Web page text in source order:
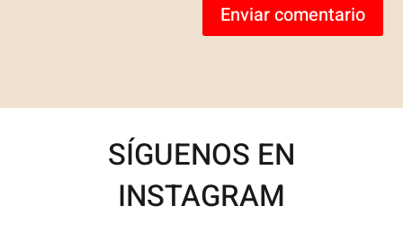
Enviar comentario
SÍGUENOS EN
INSTAGRAM